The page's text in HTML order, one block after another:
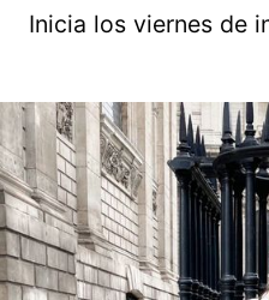
Inicia los viernes de